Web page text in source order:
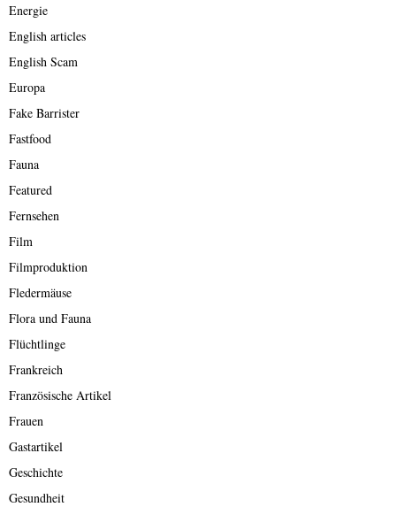
Energie
English articles
English Scam
Europa
Fake Barrister
Fastfood
Fauna
Featured
Fernsehen
Film
Filmproduktion
Fledermäuse
Flora und Fauna
Flüchtlinge
Frankreich
Französische Artikel
Frauen
Gastartikel
Geschichte
Gesundheit